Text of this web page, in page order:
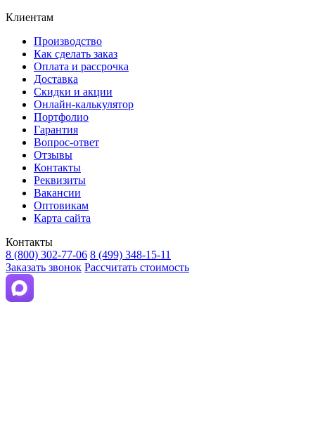
Клиентам
Производство
Как сделать заказ
Оплата и рассрочка
Доставка
Скидки и акции
Онлайн-калькулятор
Портфолио
Гарантия
Вопрос-ответ
Отзывы
Контакты
Реквизиты
Вакансии
Оптовикам
Карта сайта
Контакты
8 (800) 302-77-06 8 (499) 348-15-11
Заказать звонок Рассчитать стоимость